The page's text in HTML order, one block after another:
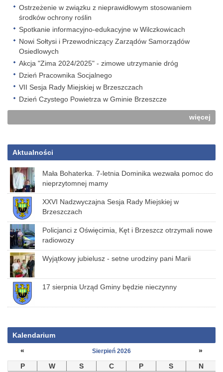
Ostrzeżenie w związku z nieprawidłowym stosowaniem
środków ochrony roślin
Spotkanie informacyjno-edukacyjne w Wilczkowicach
Nowi Sołtysi i Przewodniczący Zarządów Samorządów
Osiedlowych
Akcja "Zima 2024/2025" - zimowe utrzymanie dróg
Dzień Pracownika Socjalnego
VII Sesja Rady Miejskiej w Brzeszczach
Dzień Czystego Powietrza w Gminie Brzeszcze
więcej
Aktualności
Mała Bohaterka. 7-letnia Dominika wezwała pomoc do
nieprzytomnej mamy
XXVI Nadzwyczajna Sesja Rady Miejskiej w
Brzeszczach
Policjanci z Oświęcimia, Kęt i Brzeszcz otrzymali nowe
radiowozy
Wyjątkowy jubielusz - setne urodziny pani Marii
17 sierpnia Urząd Gminy będzie nieczynny
Kalendarium
«
Sierpień 2026
»
P
W S C P S
N